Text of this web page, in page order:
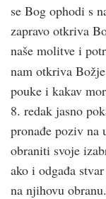
se Bog ophodi s
zapravo otkriva
naše molitve i
nam otkriva
pouke i kakav
8. redak jasno
pronađe poziv na
obraniti svoje
ako i odgađa
na njihovu